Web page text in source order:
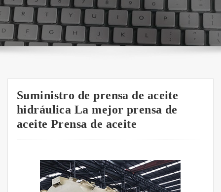
Suministro de prensa de aceite
hidráulica La mejor prensa de
aceite Prensa de aceite